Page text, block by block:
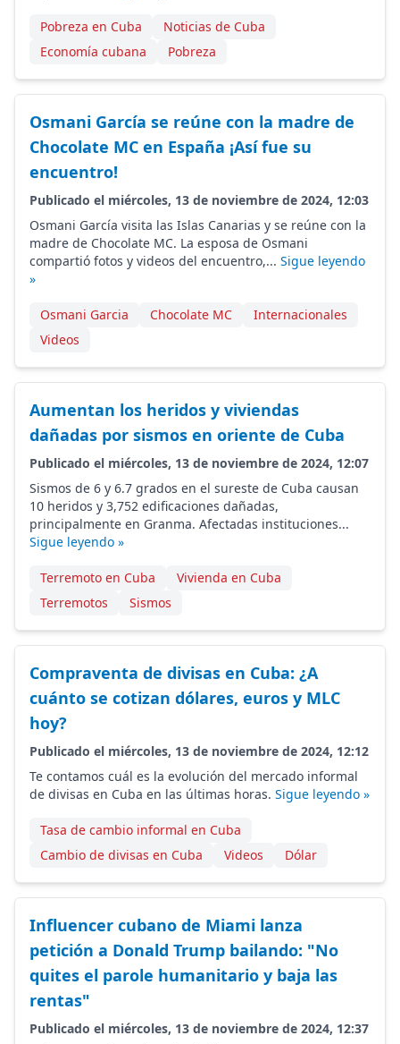
Pobreza en Cuba
Noticias de Cuba
Economía cubana
Pobreza
Osmani García se reúne con la madre de
Chocolate MC en España ¡Así fue su
encuentro!
Publicado el miércoles, 13 de noviembre de 2024, 12:03
Osmani García visita las Islas Canarias y se reúne con la
madre de Chocolate MC. La esposa de Osmani
compartió fotos y videos del encuentro,... Sigue leyendo
»
Osmani Garcia Chocolate MC
Internacionales
Videos
Aumentan los heridos y viviendas
dañadas por sismos en oriente de Cuba
Publicado el miércoles, 13 de noviembre de 2024, 12:07
Sismos de 6 y 6.7 grados en el sureste de Cuba causan
10 heridos y 3,752 edificaciones dañadas,
principalmente en Granma. Afectadas instituciones...
Sigue leyendo »
Terremoto en Cuba
Vivienda en Cuba
Terremotos
Sismos
Compraventa de divisas en Cuba: ¿A
cuánto se cotizan dólares, euros y MLC
hoy?
Publicado el miércoles, 13 de noviembre de 2024, 12:12
Te contamos cuál es la evolución del mercado informal
de divisas en Cuba en las últimas horas. Sigue leyendo »
Tasa de cambio informal en Cuba
Cambio de divisas en Cuba
Videos Dólar
Influencer cubano de Miami lanza
petición a Donald Trump bailando: "No
quites el parole humanitario y baja las
rentas"
Publicado el miércoles, 13 de noviembre de 2024, 12:37